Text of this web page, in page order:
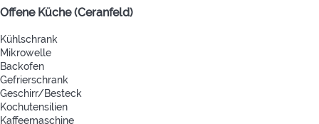
Offene Küche (Ceranfeld)
Kühlschrank
Mikrowelle
Backofen
Gefrierschrank
Geschirr/Besteck
Kochutensilien
Kaffeemaschine